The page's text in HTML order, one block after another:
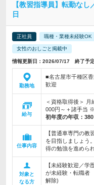
【教習指導員】転勤な
日
正社員 職種・業種未経験OK
女性のおしごと掲載中
情報更新日：2026/07/17 終了予
勤務地
■名古屋市千種区
歓迎
給与
＜資格取得後＞ 月
000円～＋諸手当
初年度の年収：
仕事内容
【普通車専門の教
を目指しましょう
得の勉強を進めら
対象と
なる方
【未経験歓迎／
が未経験・転職者
解除)